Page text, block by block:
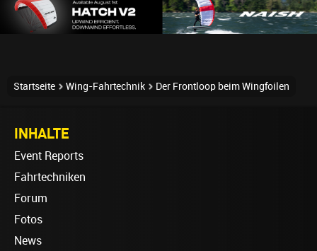
Startseite Wing-Fahrtechnik Der Frontloop beim Wingfoilen
INHALTE
Event Reports
Fahrtechniken
Forum
Fotos
News